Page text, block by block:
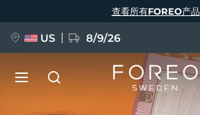
查看所有FOREO产品
US 8/9/26